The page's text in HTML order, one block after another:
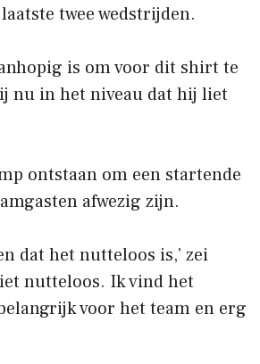
twee wedstrijden.
is om voor dit shirt te
nu in het niveau dat hij liet
ontstaan ​​om een ​​startende
afwezig zijn.
dat het nutteloos is,’ zei
nutteloos. Ik vind het
voor het team en erg